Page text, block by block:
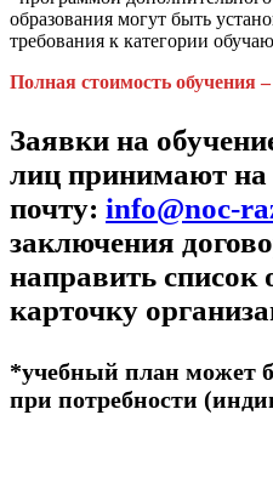
образования могут быть
требования к категории
Полная стоимость обучения
Заявки на
лиц принимают на
почту: info@noc-
заключения
направить
карточку
*учебный план может
при потребности